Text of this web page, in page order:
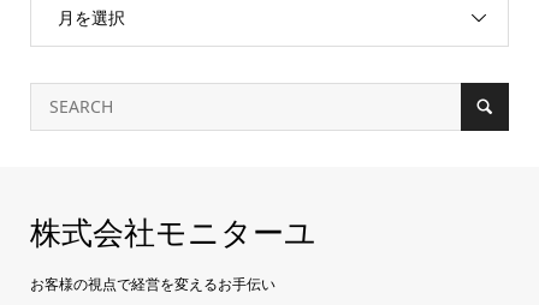
月を選択
株式会社モニターユ
お客様の視点で経営を変えるお手伝い